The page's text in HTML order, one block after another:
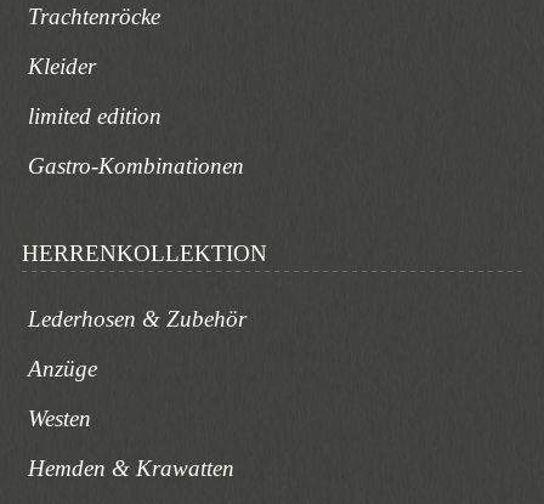
Trachtenröcke
Kleider
limited edition
Gastro-Kombinationen
HERRENKOLLEKTION
Lederhosen & Zubehör
Anzüge
Westen
Hemden & Krawatten